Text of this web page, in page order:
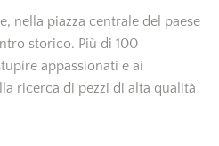
nella piazza centrale del paese
storico. Più di 100
appassionati e ai
ricerca di pezzi di alta qualità